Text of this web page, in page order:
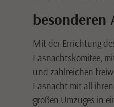
besonderen
Mit der Errichtung
Fasnachtskomitee,
und zahlreichen
Fasnacht mit all
großen Umzuges in